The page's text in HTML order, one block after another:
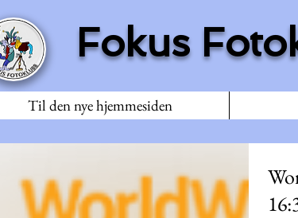
Fokus
Til den nye hjemmesiden